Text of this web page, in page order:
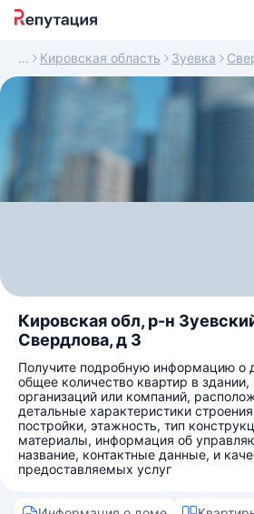
Кировская область Зуевка
Кировская обл, р-н
Свердлова, д 3
Получите подробную информацию о
общее количество квартир в здании,
организаций или компаний,
детальные характеристики
постройки, этажность, тип
материалы, информация об
название, контактные данные, и
предоставляемых услуг